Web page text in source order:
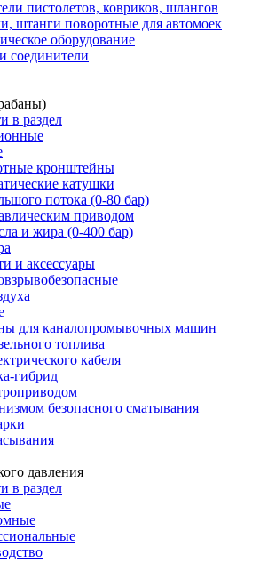
пистолетов, ковриков, шлангов
штанги поворотные для автомоек
оборудование
соединители
в раздел
кронштейны
катушки
потока (0-80 бар)
приводом
и жира (0-400 бар)
и аксессуары
для каналопромывочных машин
топлива
кабеля
гибрид
безопасного сматывания
давления
в раздел